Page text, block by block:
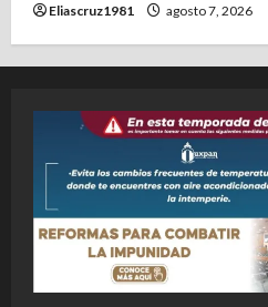
Eliascruz1981 agosto 7, 2026